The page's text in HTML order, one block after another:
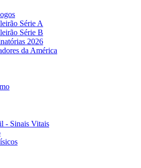
Série A
Série B
2026
da América
- Sinais Vitais